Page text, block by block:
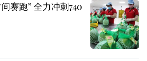
赛跑” 全力冲刺740